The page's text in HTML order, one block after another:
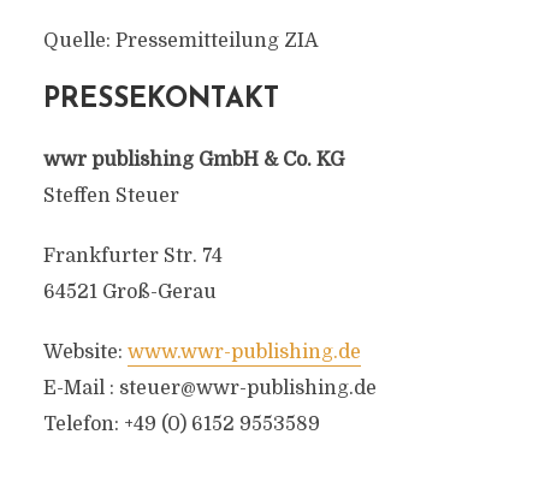
Quelle: Pressemitteilung ZIA
PRESSEKONTAKT
wwr publishing GmbH & Co. KG
Steffen Steuer
Frankfurter Str. 74
64521 Groß-Gerau
Website: www.wwr-publishing.de
E-Mail : steuer@wwr-publishing.de
Telefon: +49 (0) 6152 9553589